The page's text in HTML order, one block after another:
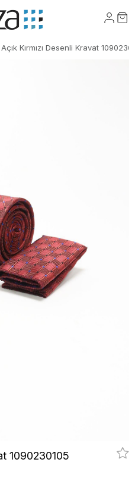
Açık Kırmızı Desenli Kravat
1090230105